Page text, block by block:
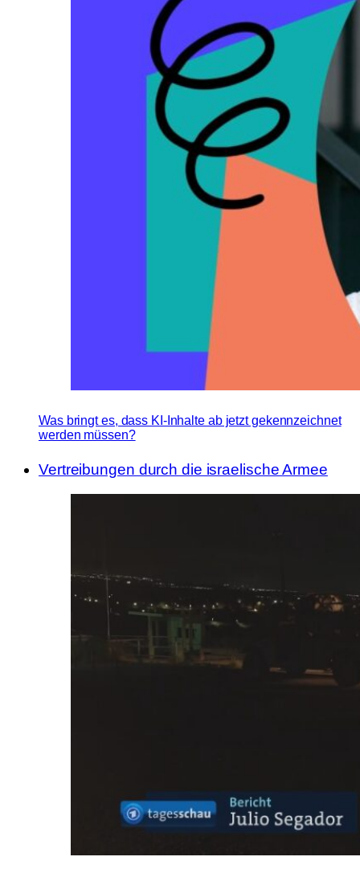
Was bringt es, dass KI-Inhalte ab jetzt gekennzeichnet
werden müssen?
Vertreibungen durch die israelische Armee